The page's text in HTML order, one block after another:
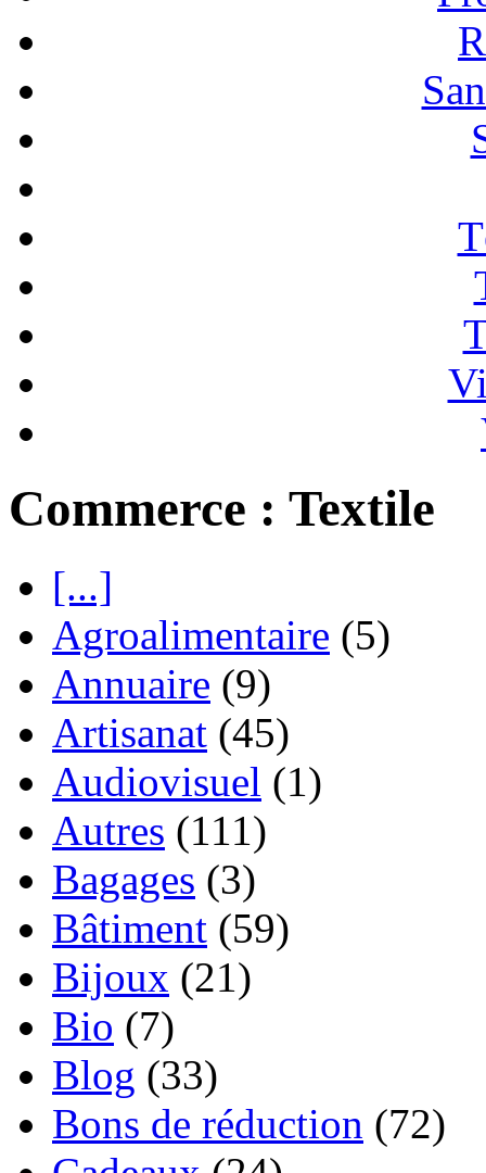
Commerce : Textile
[...]
Agroalimentaire (5)
Annuaire (9)
Artisanat (45)
Audiovisuel (1)
Autres (111)
Bagages (3)
Bâtiment (59)
Bijoux (21)
Bio (7)
Blog (33)
Bons de réduction (72)